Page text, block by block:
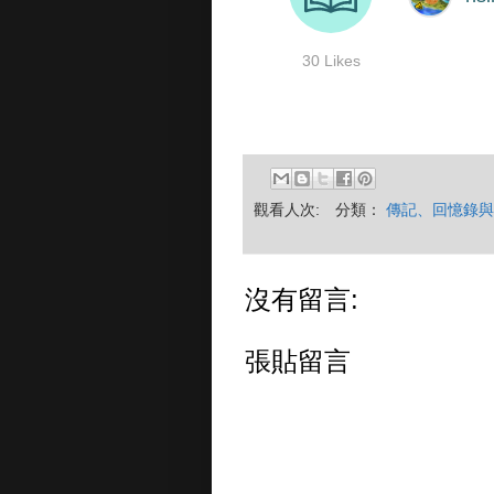
觀看人次: 分類： 傳記、回憶錄
沒有留言:
張貼留言